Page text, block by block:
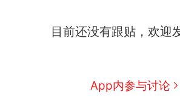
目前还没有跟贴，欢迎
App内参与讨论